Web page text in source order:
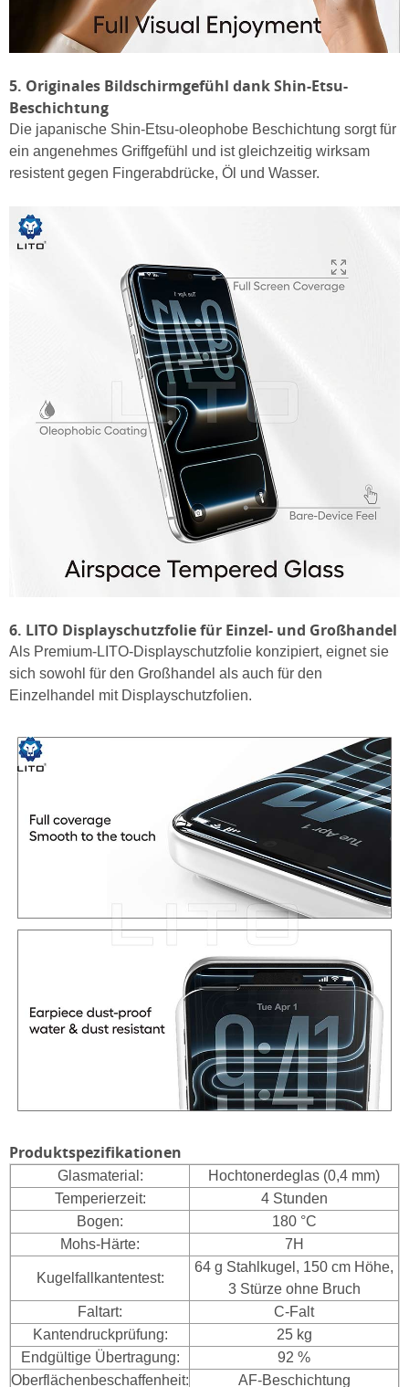
5. Originales Bildschirmgefühl dank Shin-Etsu-
Beschichtung
Die japanische Shin-Etsu-oleophobe Beschichtung sorgt für
ein angenehmes Griffgefühl und ist gleichzeitig wirksam
resistent gegen Fingerabdrücke, Öl und Wasser.
6. LITO Displayschutzfolie für Einzel- und Großhandel
Als Premium-LITO-Displayschutzfolie konzipiert, eignet sie
sich sowohl für den Großhandel als auch für den
Einzelhandel mit Displayschutzfolien.
Produktspezifikationen
Glasmaterial:
Hochtonerdeglas (0,4 mm)
Temperierzeit:
4 Stunden
Bogen:
180 °C
Mohs-Härte:
7H
Kugelfallkantentest:
64 g Stahlkugel, 150 cm Höhe,
3 Stürze ohne Bruch
Faltart:
C-Falt
Kantendruckprüfung:
25 kg
Endgültige Übertragung:
92 %
Oberflächenbeschaffenheit:
AF-Beschichtung